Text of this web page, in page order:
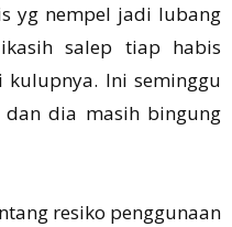
yg nempel jadi lubang
salep tiap habis
Ini seminggu
dia masih bingung
resiko penggunaan